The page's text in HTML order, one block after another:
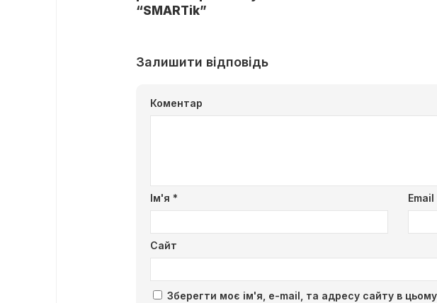
“SMARTik”
Залишити відповідь
Коментар
Ім'я * Email
Сайт
Зберегти моє ім'я, e-mail, та адресу сайту в